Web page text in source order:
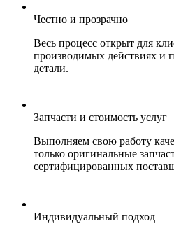
Честно и прозрачно
Весь процесс открыт для
производимых действиях и
детали.
Запчасти и стоимость услуг
Выполняем свою работу
только оригинальные
сертифицированных
Индивидуальный подход